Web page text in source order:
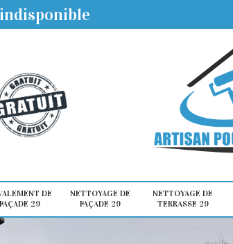
DE
FAÇADE 29
NETTOYAGE DE
FAÇADE 29
NETTOYAGE DE
TERRASSE 29